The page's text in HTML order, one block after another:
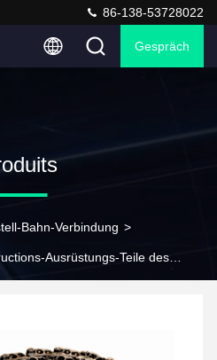
86-138-53728022
Gespräch
Bahn-Verbindung >
Ausrüstungs-Teile des